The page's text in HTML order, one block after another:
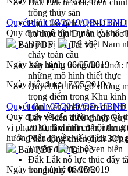
Đắk Lắk rà soát, điều
trồng thủy sản
Phó Chủ tịch UBND tỉnh
tra thực địa Dự án cao
Định vị cà phê Việt Nam
chảy toàn cầu
Xây dựng nông thôn mới:
những mô hình thiết thực
Quyết liệt tháo gỡ vướng
trọng điểm trong Khu kinh
Hòn Yến phát triển du lịch
Lấy ý kiến điều chỉnh
2030, tầm nhìn đến năm
Phát động chiến dịch 30
Tuyến đường bộ ven biển
Đắk Lắk nỗ lực thúc đẩy
trong Quý II/2026
Quyết định 08/2019/QĐ-UBND
Quy định mô hình quản lý khu
Bản PDF
Tải về
Ngày ban hành: 06/05/2019
Ngày hiệu lực:17/05/2019
Quyết định 07/2019/QĐ-UBND
Quy định về các trường hợp và
vi phạm hành chính có nội
hưởng đến quyền và lợi ích hợp
Bản PDF
Tải về
Ngày ban hành:06/05/2019